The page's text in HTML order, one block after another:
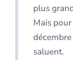
plus
Mais
saluent.